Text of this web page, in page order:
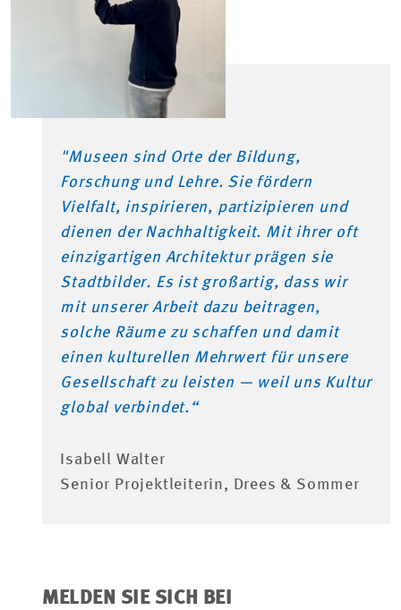
"Museen sind Orte der Bildung,
Forschung und Lehre. Sie fördern
Vielfalt, inspirieren, partizipieren und
dienen der Nachhaltigkeit. Mit ihrer oft
einzigartigen Architektur prägen sie
Stadtbilder. Es ist großartig, dass wir
mit unserer Arbeit dazu beitragen,
solche Räume zu schaffen und damit
einen kulturellen Mehrwert für unsere
Gesellschaft zu leisten — weil uns Kultur
global verbindet.“
Isabell Walter
Senior Projektleiterin, Drees & Sommer
MELDEN SIE SICH BEI